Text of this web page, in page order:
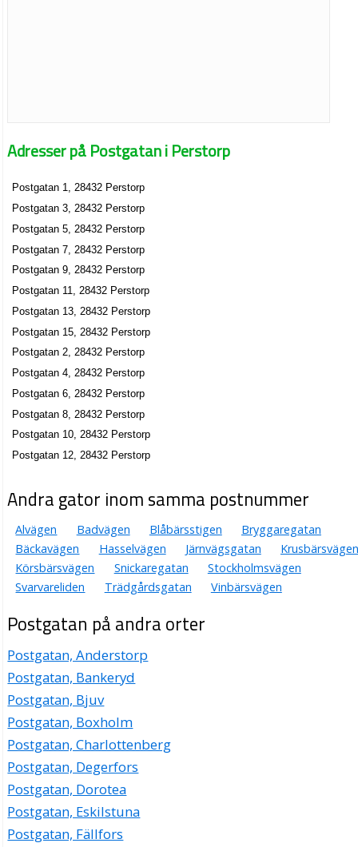
Adresser på Postgatan i Perstorp
Postgatan 1, 28432 Perstorp
Postgatan 3, 28432 Perstorp
Postgatan 5, 28432 Perstorp
Postgatan 7, 28432 Perstorp
Postgatan 9, 28432 Perstorp
Postgatan 11, 28432 Perstorp
Postgatan 13, 28432 Perstorp
Postgatan 15, 28432 Perstorp
Postgatan 2, 28432 Perstorp
Postgatan 4, 28432 Perstorp
Postgatan 6, 28432 Perstorp
Postgatan 8, 28432 Perstorp
Postgatan 10, 28432 Perstorp
Postgatan 12, 28432 Perstorp
Andra gator inom samma postnummer
Alvägen Badvägen Blåbärsstigen
Bryggaregatan
Bäckavägen
Hasselvägen Järnvägsgatan
Krusbärsvägen
Körsbärsvägen
Snickaregatan
Stockholmsvägen
Svarvareliden
Trädgårdsgatan Vinbärsvägen
Postgatan på andra orter
Postgatan, Anderstorp
Postgatan, Bankeryd
Postgatan, Bjuv
Postgatan, Boxholm
Postgatan, Charlottenberg
Postgatan, Degerfors
Postgatan, Dorotea
Postgatan, Eskilstuna
Postgatan, Fällfors